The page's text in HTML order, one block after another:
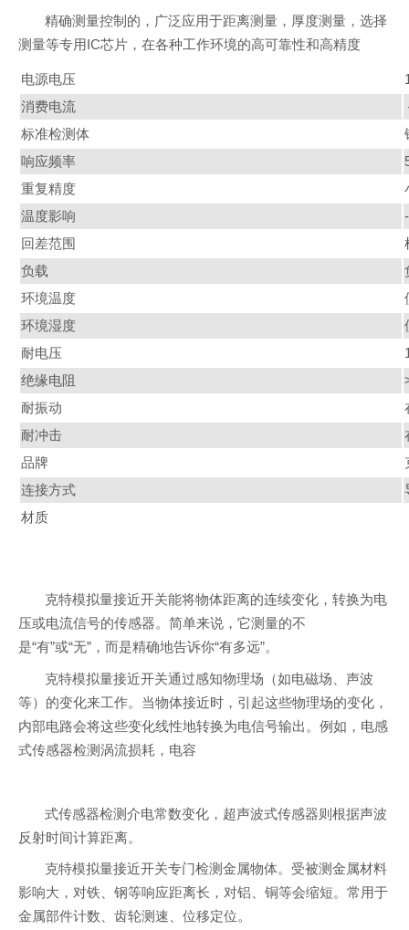
精确测量控制的，广泛应用于距离测量，厚度测量，选择
测量等专用IC芯片，在各种工作环境的高可靠性和高精度
电源电压
消费电流
标准检测体
响应频率
重复精度
温度影响
回差范围
负载
环境温度
环境湿度
耐电压
绝缘电阻
耐振动
耐冲击
品牌
连接方式
材质
克特模拟量接近开关能将物体距离的连续变化，转换为电
压或电流信号的传感器。简单来说，它测量的不
是“有”或“无”，而是精确地告诉你“有多远”。
克特模拟量接近开关通过感知物理场（如电磁场、声波
等）的变化来工作。当物体接近时，引起这些物理场的变化，
内部电路会将这些变化线性地转换为电信号输出。例如，电感
式传感器检测涡流损耗，电容
式传感器检测介电常数变化，超声波式传感器则根据声波
反射时间计算距离。
克特模拟量接近开关专门检测金属物体。受被测金属材料
影响大，对铁、钢等响应距离长，对铝、铜等会缩短。常用于
金属部件计数、齿轮测速、位移定位。